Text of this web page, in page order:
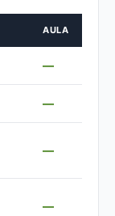
AULA
—
—
—
—